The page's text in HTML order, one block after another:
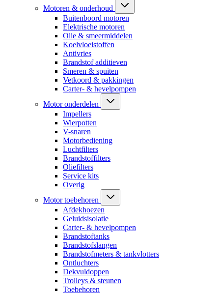
Motoren & onderhoud
Buitenboord motoren
Elektrische motoren
Olie & smeermiddelen
Koelvloeistoffen
Antivries
Brandstof additieven
Smeren & spuiten
Vetkoord & pakkingen
Carter- & hevelpompen
Motor onderdelen
Impellers
Wierpotten
V-snaren
Motorbediening
Luchtfilters
Brandstoffilters
Oliefilters
Service kits
Overig
Motor toebehoren
Afdekhoezen
Geluidsisolatie
Carter- & hevelpompen
Brandstoftanks
Brandstofslangen
Brandstofmeters & tankvlotters
Ontluchters
Dekvuldoppen
Trolleys & steunen
Toebehoren